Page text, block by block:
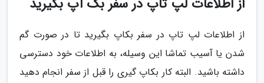
از اطلاعات لپ تاپ در سفر بک آپ بگیرید
از اطلاعات لپ تاپ در سفر بکاپ بگیرید تا در صورت گم
شدن یا آسیب تماشا این وسیله، به اطلاعات خود دسترسی
داشته باشید. البته کار بکاپ گیری را قبل از سفر انجام دهید